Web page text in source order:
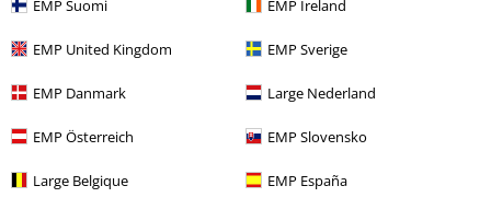
EMP Suomi EMP Ireland
EMP United Kingdom EMP Sverige
EMP Danmark Large Nederland
EMP Österreich EMP Slovensko
Large Belgique EMP España